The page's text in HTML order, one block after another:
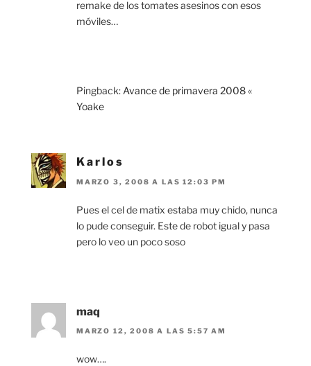
remake de los tomates asesinos con esos
móviles…
Pingback: Avance de primavera 2008 «
Yoake
K a r l o s
MARZO 3, 2008 A LAS 12:03 PM
Pues el cel de matix estaba muy chido, nunca
lo pude conseguir. Este de robot igual y pasa
pero lo veo un poco soso
maq
MARZO 12, 2008 A LAS 5:57 AM
wow….